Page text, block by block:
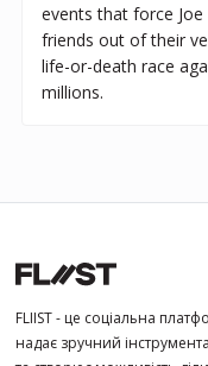
events that force
friends out of their
life-or-death race
millions.
FLIIST - це соціальна
надає зручний